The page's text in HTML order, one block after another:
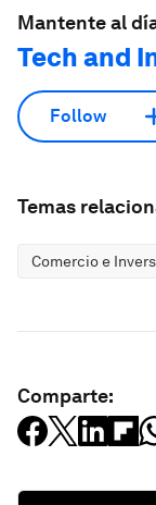
Mantente al
Tech and
Follow
Temas
Comercio e
Comparte: